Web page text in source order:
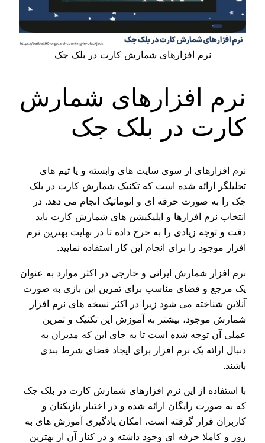
نرم‌ افزارهای شمارش کارت در بلک جک
نرم‌ افزارهای شمارش
کارت در بلک جک
نرم افزارهای از سوی سایت های وابسته و یا تیم های
تحلیلگر ارائه شده است که تکنیک شمارش کارت در بلک
جک را به صورت حرفه ای و اتوماتیک انجام می دهد. در
انتخاب نرم افزارها و اپلیکیشن های شمارش کارت باید
دقت و توجه زیادی را به خرج داده تا در نهایت بهترین نرم
افزار موجود را برای انجام این کار استفاده نمایید.
نرم افزار شمارش ایرانی و خارجی در اکثر موارد به عنوان
یک مرجع و فضای مناسب برای تمرین این بازی به صورت
آنلاین شناخته می شود زیرا در اکثر نسخه های نرم افزار
شمارش موجود، بیشتر به آموزش این تکنیک و تمرین
عملی آن توجه شده است تا به جای این که مدیران به
دنبال ارائه یک نرم افزار برای ایجاد فضای شرط بندی
باشند.
با استفاده از این نرم افزارهای شمارش کارت در بلک جک
که به صورت رایگان ارائه شده و در اختیار بازیکنان و
کاربران قرار گرفته است، امکان یادگیری آموزش های به
روز و کاملا حرفه ای وجود داشته و در کنار آن از بهترین